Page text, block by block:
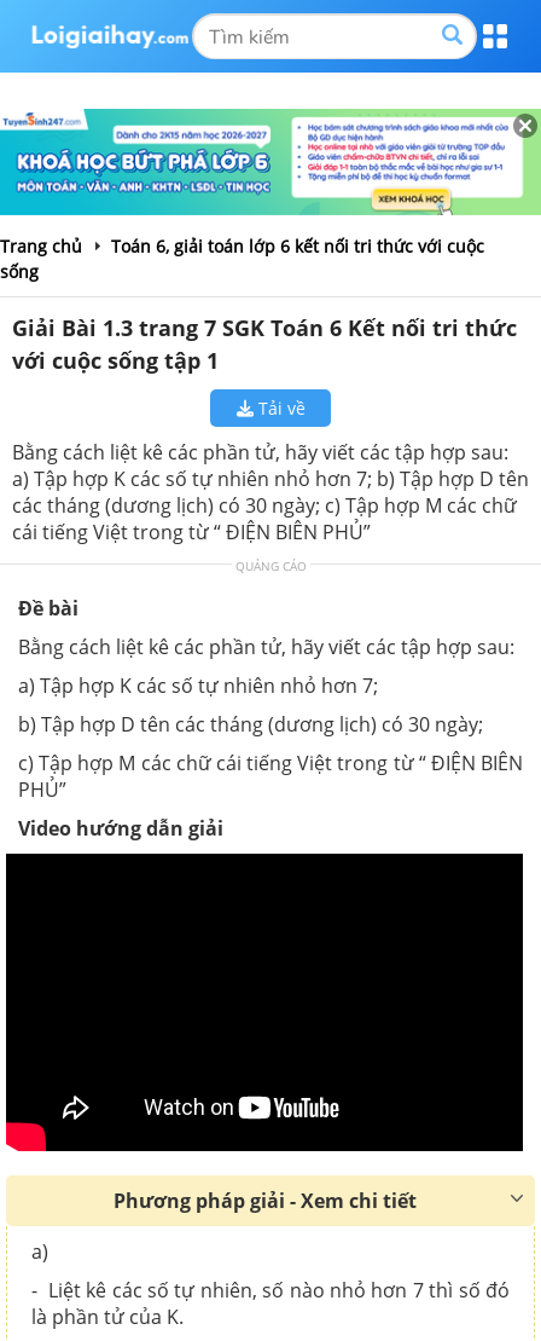
Trang chủ
Toán 6, giải toán lớp 6 kết nối tri thức với cuộc
sống
Giải Bài 1.3 trang 7 SGK Toán 6 Kết nối tri thức
với cuộc sống tập 1
Tải về
Bằng cách liệt kê các phần tử, hãy viết các tập hợp sau:
a) Tập hợp K các số tự nhiên nhỏ hơn 7; b) Tập hợp D tên
các tháng (dương lịch) có 30 ngày; c) Tập hợp M các chữ
cái tiếng Việt trong từ “ ĐIỆN BIÊN PHỦ”
QUẢNG CÁO
Đề bài
Bằng cách liệt kê các phần tử, hãy viết các tập hợp sau:
a) Tập hợp K các số tự nhiên nhỏ hơn 7;
b) Tập hợp D tên các tháng (dương lịch) có 30 ngày;
c) Tập hợp M các chữ cái tiếng Việt trong từ “ ĐIỆN BIÊN
PHỦ”
Video hướng dẫn giải
Phương pháp giải - Xem chi tiết
a)
- Liệt kê các số tự nhiên, số nào nhỏ hơn 7 thì số đó
là phần tử của K.